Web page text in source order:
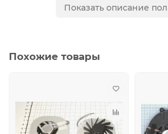
Eee PC 1005HA-EU1X
Eee PC 1005HA-P
Eee PC 1005HA-PU1X-BU
Eee PC 1005HA-V
Eee PC 1005HA-VU1X
Показать описание
Похожие товары